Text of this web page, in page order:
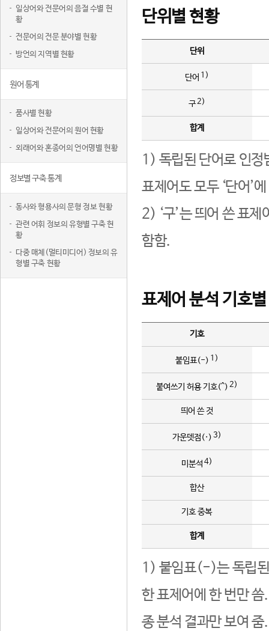
일상어와 전문어의 음절 수별 현
황
전문어의 전문 분야별 현황
방언의 지역별 현황
원어 통계
품사별 현황
일상어와 전문어의 원어 현황
외래어와 혼종어의 언어명별 현황
정보별 구축 통계
동사와 형용사의 문형 정보 현황
관련 어휘 정보의 유형별 구축 현
황
다중 매체(멀티미디어) 정보의 유
형별 구축 현황
단위별 현황
단위
단어 1)
구2)
합계
1) 독립된 단어로 인정
표제어도 모두 ‘단어’
2) ‘구’는 띄어 쓴 표
함함.
표제어 분석 기호
기호
붙임표(-) 1)
붙여쓰기 허용 기호(^) 2)
띄어 쓴 것
가운뎃점(·) 3)
미분석 4)
합산
기호 중복
합계
1) 붙임표(-)는 독립된
한 표제어에 한 번만
종 분석 결과만 보여